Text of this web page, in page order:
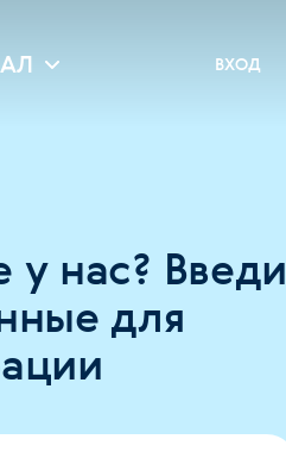
ВХОД
у нас? Введи
для